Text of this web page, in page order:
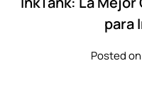
para
Posted